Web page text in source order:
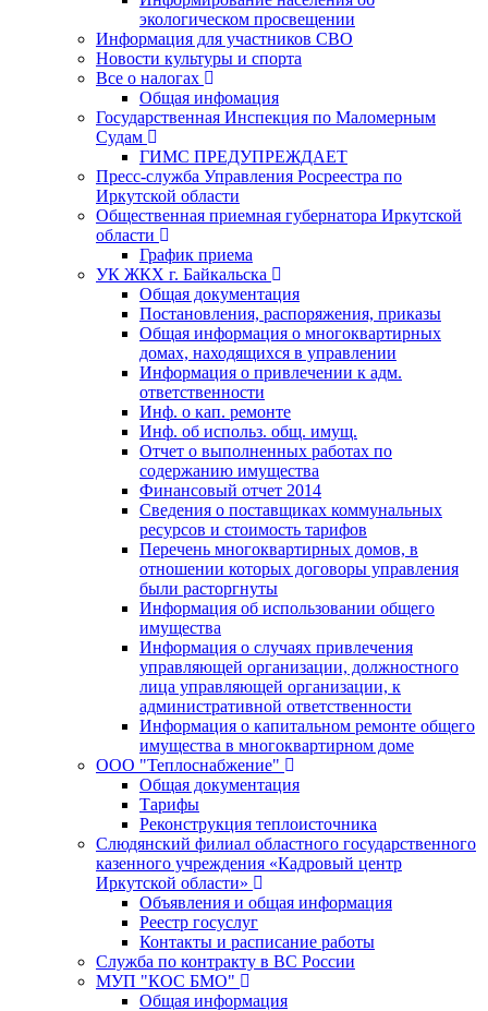
экологическом просвещении
Информация для участников СВО
Новости культуры и спорта
Все о налогах
Общая инфомация
Государственная Инспекция по Маломерным
Судам
ГИМС ПРЕДУПРЕЖДАЕТ
Пресс-служба Управления Росреестра по
Иркутской области
Общественная приемная губернатора Иркутской
области
График приема
УК ЖКХ г. Байкальска
Общая документация
Постановления, распоряжения, приказы
Общая информация о многоквартирных
домах, находящихся в управлении
Информация о привлечении к адм.
ответственности
Инф. о кап. ремонте
Инф. об использ. общ. имущ.
Отчет о выполненных работах по
содержанию имущества
Финансовый отчет 2014
Сведения о поставщиках коммунальных
ресурсов и стоимость тарифов
Перечень многоквартирных домов, в
отношении которых договоры управления
были расторгнуты
Информация об использовании общего
имущества
Информация о случаях привлечения
управляющей организации, должностного
лица управляющей организации, к
административной ответственности
Информация о капитальном ремонте общего
имущества в многоквартирном доме
ООО "Теплоснабжение"
Общая документация
Тарифы
Реконструкция теплоисточника
Слюдянский филиал областного государственного
казенного учреждения «Кадровый центр
Иркутской области»
Объявления и общая информация
Реестр госуслуг
Контакты и расписание работы
Служба по контракту в ВС России
МУП "КОС БМО"
Общая информация